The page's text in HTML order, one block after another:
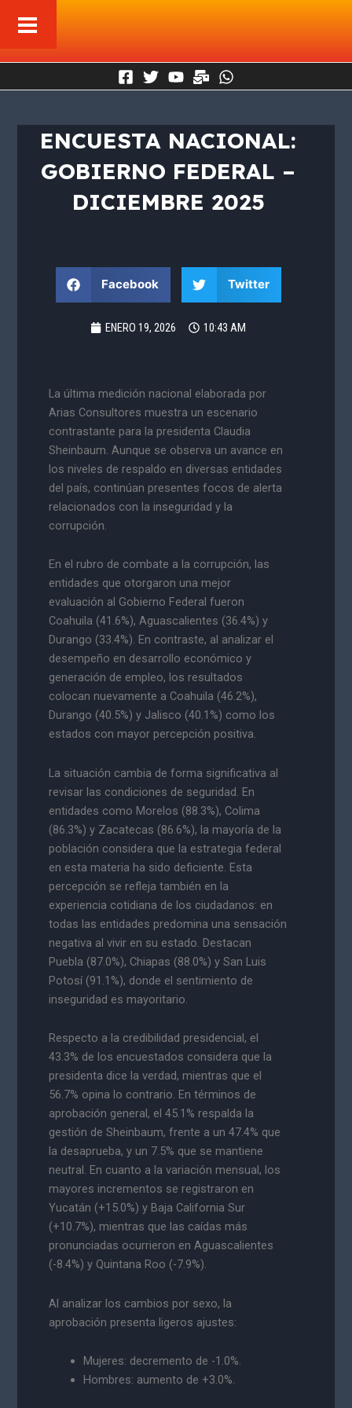
contenido
ENCUESTA NACIONAL:
GOBIERNO FEDERAL –
DICIEMBRE 2025
Facebook Twitter
ENERO 19, 2026 10:43 AM
La última medición nacional elaborada por
Arias Consultores muestra un escenario
contrastante para la presidenta Claudia
Sheinbaum. Aunque se observa un avance en
los niveles de respaldo en diversas entidades
del país, continúan presentes focos de alerta
relacionados con la inseguridad y la
corrupción.
En el rubro de combate a la corrupción, las
entidades que otorgaron una mejor
evaluación al Gobierno Federal fueron
Coahuila (41.6%), Aguascalientes (36.4%) y
Durango (33.4%). En contraste, al analizar el
desempeño en desarrollo económico y
generación de empleo, los resultados
colocan nuevamente a Coahuila (46.2%),
Durango (40.5%) y Jalisco (40.1%) como los
estados con mayor percepción positiva.
La situación cambia de forma significativa al
revisar las condiciones de seguridad. En
entidades como Morelos (88.3%), Colima
(86.3%) y Zacatecas (86.6%), la mayoría de la
población considera que la estrategia federal
en esta materia ha sido deficiente. Esta
percepción se refleja también en la
experiencia cotidiana de los ciudadanos: en
todas las entidades predomina una sensación
negativa al vivir en su estado. Destacan
Puebla (87.0%), Chiapas (88.0%) y San Luis
Potosí (91.1%), donde el sentimiento de
inseguridad es mayoritario.
Respecto a la credibilidad presidencial, el
43.3% de los encuestados considera que la
presidenta dice la verdad, mientras que el
56.7% opina lo contrario. En términos de
aprobación general, el 45.1% respalda la
gestión de Sheinbaum, frente a un 47.4% que
la desaprueba, y un 7.5% que se mantiene
neutral. En cuanto a la variación mensual, los
mayores incrementos se registraron en
Yucatán (+15.0%) y Baja California Sur
(+10.7%), mientras que las caídas más
pronunciadas ocurrieron en Aguascalientes
(-8.4%) y Quintana Roo (-7.9%).
Al analizar los cambios por sexo, la
aprobación presenta ligeros ajustes:
Mujeres: decremento de -1.0%.
Hombres: aumento de +3.0%.